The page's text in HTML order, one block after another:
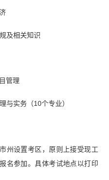
及相关知识
管理
实务（10个专业）
州设置考区，原则上接受现工
名参加。具体考试地点以打印